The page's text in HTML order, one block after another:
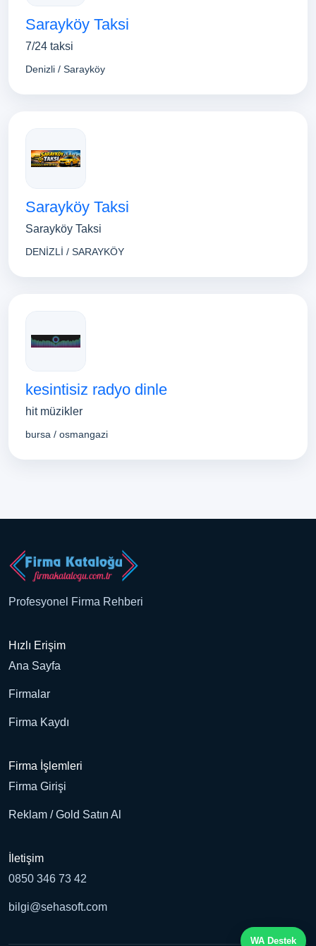
Sarayköy Taksi
7/24 taksi
Denizli / Sarayköy
Sarayköy Taksi
Sarayköy Taksi
DENİZLİ / SARAYKÖY
kesintisiz radyo dinle
hit müzikler
bursa / osmangazi
WA Destek
Profesyonel Firma Rehberi
Hızlı Erişim
Ana Sayfa
Firmalar
Firma Kaydı
Firma İşlemleri
Firma Girişi
Reklam / Gold Satın Al
İletişim
0850 346 73 42
bilgi@sehasoft.com